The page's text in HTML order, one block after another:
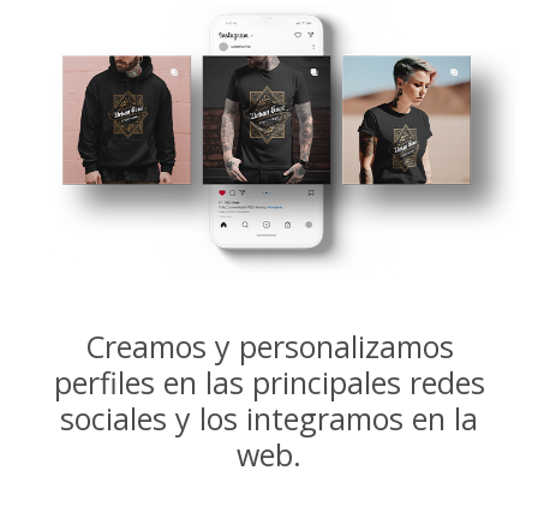
Creamos y personalizamos
perfiles en las principales redes
sociales y los integramos en la
web.